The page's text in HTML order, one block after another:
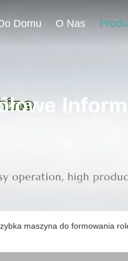
Domu O Nas
maszyna do formowania